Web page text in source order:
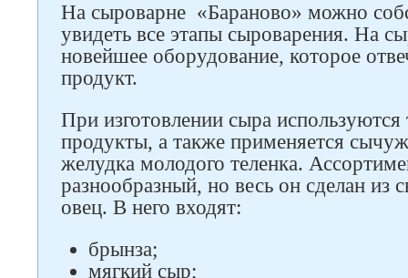
На сыроварне «Бараново» можно
увидеть все этапы сыроварения. На
новейшее оборудование, которое
продукт.
При изготовлении сыра используются
продукты, а также применяется
желудка молодого теленка.
разнообразный, но весь он сделан из
овец. В него входят:
брынза;
мягкий сыр;
Следите за нами в соцсетях